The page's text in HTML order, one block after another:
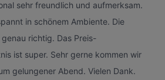
sehr freundlich und aufmerksam.
in schönem Ambiente. Die
richtig. Das Preis-
ist super. Sehr gerne kommen wir
gelungener Abend. Vielen Dank.